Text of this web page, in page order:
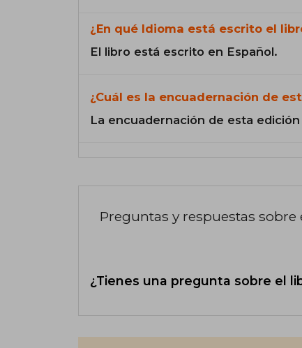
¿En qué Idioma está escrito el
El libro está escrito en Español.
¿Cuál es la encuadernación de
La encuadernación de esta
Preguntas y respuestas sobre
¿Tienes una pregunta sobre el